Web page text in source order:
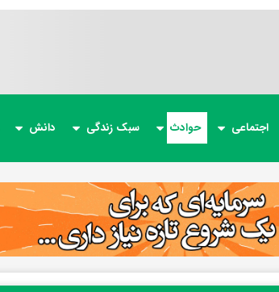
اجتماعی حوادث سبک زندگی دانش